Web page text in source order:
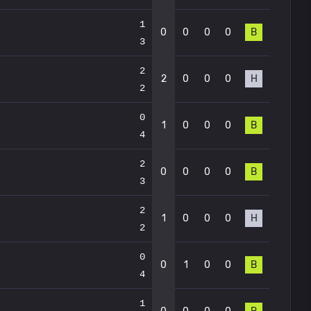
1
3
0 0 0 0 В
2
2
2 0 0 0 Н
0
4
1 0 0 0 В
2
3
0 0 0 0 В
2
2
1 0 0 0 Н
0
4
0 1 0 0 В
1